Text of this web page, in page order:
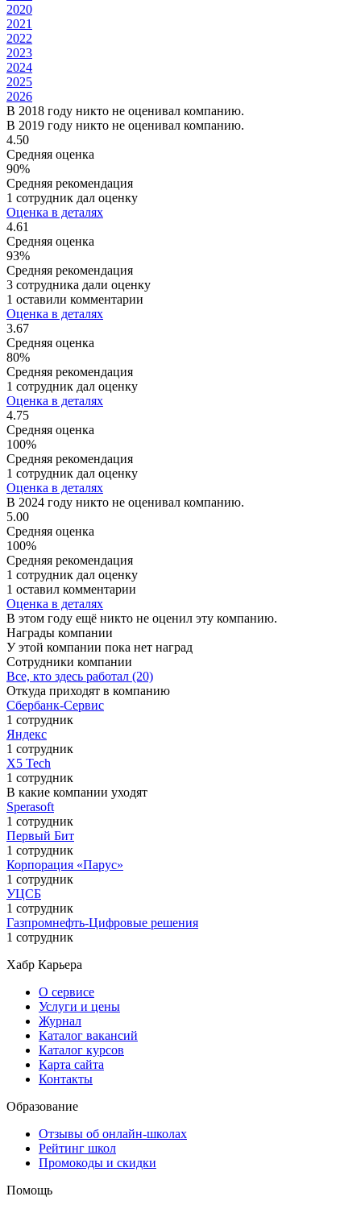
2020
2021
2022
2023
2024
2025
2026
В 2018 году никто не оценивал компанию.
В 2019 году никто не оценивал компанию.
4.50
Средняя оценка
90%
Средняя рекомендация
1 сотрудник дал оценку
Оценка в деталях
4.61
Средняя оценка
93%
Средняя рекомендация
3 сотрудника дали оценку
1 оставили комментарии
Оценка в деталях
3.67
Средняя оценка
80%
Средняя рекомендация
1 сотрудник дал оценку
Оценка в деталях
4.75
Средняя оценка
100%
Средняя рекомендация
1 сотрудник дал оценку
Оценка в деталях
В 2024 году никто не оценивал компанию.
5.00
Средняя оценка
100%
Средняя рекомендация
1 сотрудник дал оценку
1 оставил комментарии
Оценка в деталях
В этом году ещё никто не оценил эту компанию.
Награды компании
У этой компании пока нет наград
Сотрудники компании
Все, кто здесь работал (20)
Откуда приходят в компанию
Сбербанк-Сервис
1 сотрудник
Яндекс
1 сотрудник
X5 Tech
1 сотрудник
В какие компании уходят
Sperasoft
1 сотрудник
Первый Бит
1 сотрудник
Корпорация «Парус»
1 сотрудник
УЦСБ
1 сотрудник
Газпромнефть-Цифровые решения
1 сотрудник
Хабр Карьера
О сервисе
Услуги и цены
Журнал
Каталог вакансий
Каталог курсов
Карта сайта
Контакты
Образование
Отзывы об онлайн-школах
Рейтинг школ
Промокоды и скидки
Помощь